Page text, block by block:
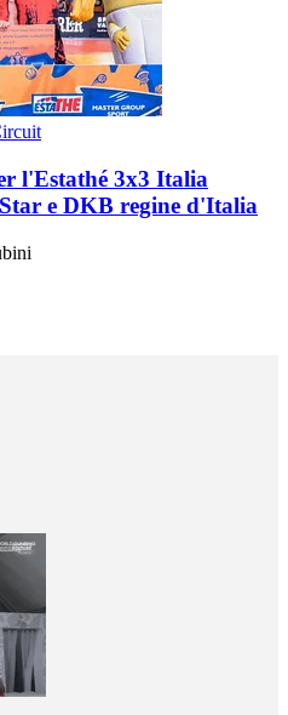
l'Estathé 3x3 Italia
e DKB regine d'Italia